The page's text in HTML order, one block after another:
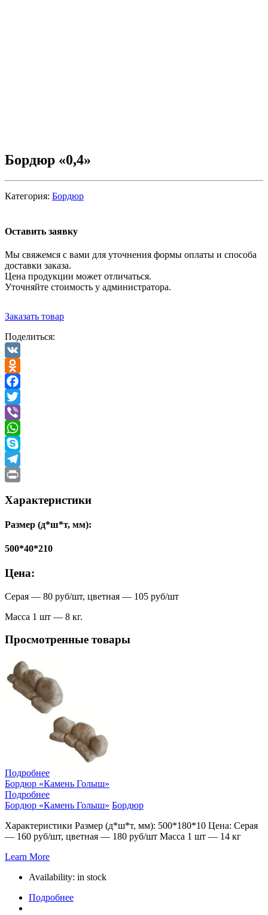
Бордюр «0,4»
Категория: Бордюр
Оставить заявку
Мы свяжемся с вами для уточнения формы оплаты и способа
доставки заказа.
Цена продукции может отличаться.
Уточняйте стоимость у администратора.
Заказать товар
Поделиться:
VK
Odnoklassniki
Facebook
Twitter
Viber
WhatsApp
Skype
Telegram
Характеристики
Размер (д*ш*т, мм):
500*40*210
Цена:
Серая — 80 руб/шт, цветная — 105 руб/шт
Масса 1 шт — 8 кг.
Просмотренные товары
Подробнее
Бордюр «Камень Голыш»
Подробнее
Бордюр «Камень Голыш» Бордюр
Характеристики Размер (д*ш*т, мм): 500*180*10 Цена: Серая
— 160 руб/шт, цветная — 180 руб/шт Масса 1 шт — 14 кг
Learn More
Availability: in stock
Подробнее